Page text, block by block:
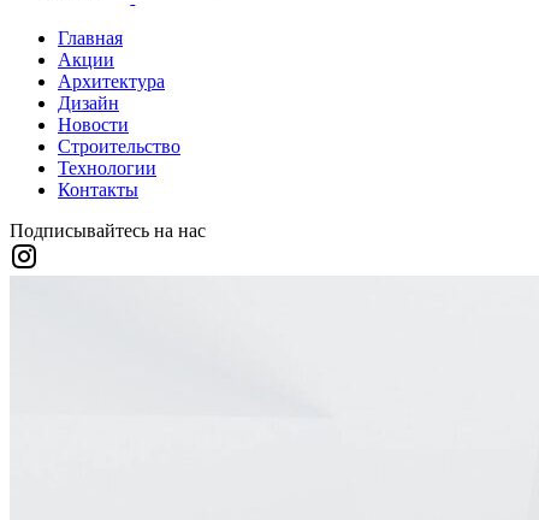
Главная
Акции
Архитектура
Дизайн
Новости
Строительство
Технологии
Контакты
Подписывайтесь на нас